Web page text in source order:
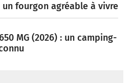
un fourgon agréable à vivre
MG (2026) : un camping-